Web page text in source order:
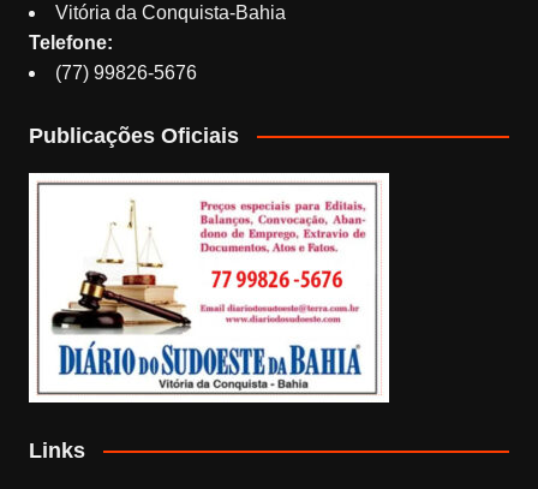
Vitória da Conquista-Bahia
Telefone:
(77) 99826-5676
Publicações Oficiais
Links